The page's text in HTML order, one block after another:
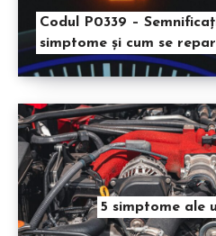
Codul P0339 –
simptome și cum se
5 simptome ale